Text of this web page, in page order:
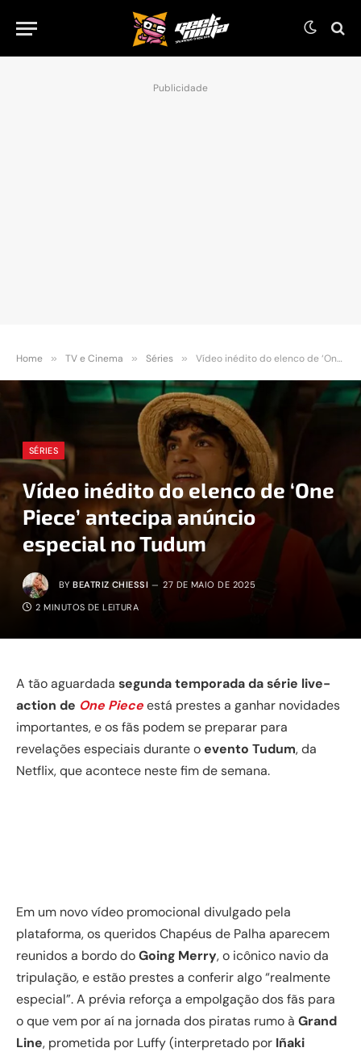
Publicidade
Home » TV e Cinema » Séries » Vídeo inédito do elenco de ‘One Piece’ antecipa anúncio especial no Tudum
SÉRIES
Vídeo inédito do elenco de ‘One
Piece’ antecipa anúncio
especial no Tudum
BY BEATRIZ CHIESSI 27 DE MAIO DE 2025
2 MINUTOS DE LEITURA
A tão aguardada segunda temporada da série live-
action de One Pieceestá prestes a ganhar novidades
importantes, e os fãs podem se preparar para
revelações especiais durante oevento Tudum, da
Netflix, que acontece neste fim de semana.
Em um novo vídeo promocional divulgado pela
plataforma, os queridos Chapéus de Palha aparecem
reunidos a bordo doGoing Merry, o icônico navio da
tripulação, e estão prestes a conferir algo “realmente
especial”. A prévia reforça a empolgação dos fãs para
o que vem por aí na jornada dos piratas rumo à Grand
Line, prometida por Luffy (interpretado por Iñaki